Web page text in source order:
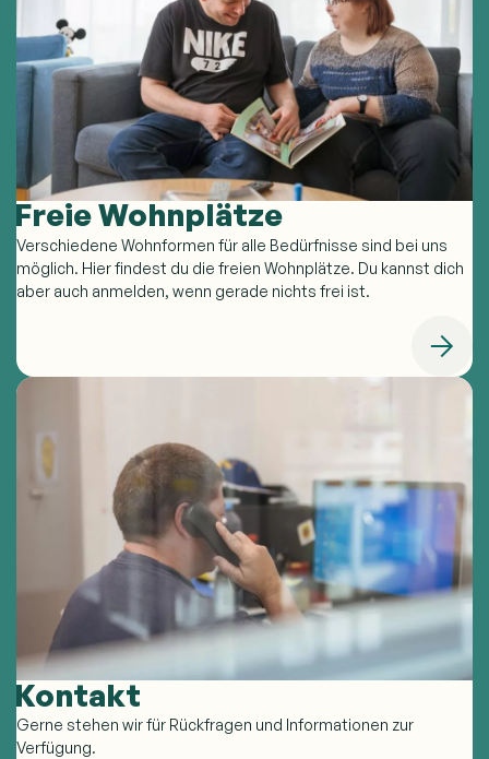
Freie Wohnplätze
Verschiedene Wohnformen für alle Bedürfnisse sind bei uns
möglich. Hier findest du die freien Wohnplätze. Du kannst dich
aber auch anmelden, wenn gerade nichts frei ist.
Kontakt
Gerne stehen wir für Rückfragen und Informationen zur
Verfügung.